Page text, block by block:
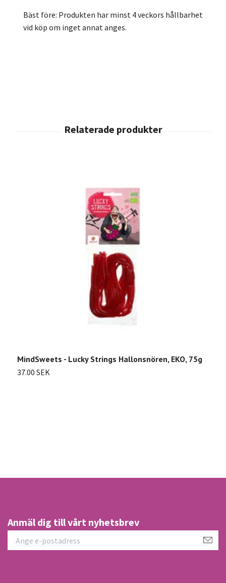
Bäst före: Produkten har minst 4 veckors hållbarhet
vid köp om inget annat anges.
MindSweets - Lucky Strings Hallonsnören, EKO, 75g
37.00 SEK
Anmäl dig till vårt nyhetsbrev